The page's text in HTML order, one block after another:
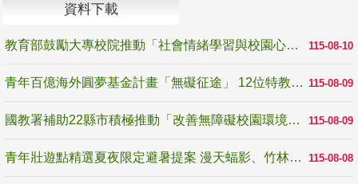
資料下載
115-08-10
教育部鼓勵大專校院推動「社會情緒學習與校園心理健康促進計畫」 培育校園「心」韌性
115-08-09
青年百億海外圓夢基金計畫「無礙征途」 12位特教與弱勢青年勇闖西班牙 跨越感官限制見證生命蛻變
115-08-09
國教署補助22縣市積極推動「改善無障礙校園環境計畫」 打造友善、安全、無礙學習空間
115-08-08
青年壯遊點精選夏夜限定避暑提案 漫天蝠影、竹林尋蛙、茶香夜觀 邀青年暮色出發